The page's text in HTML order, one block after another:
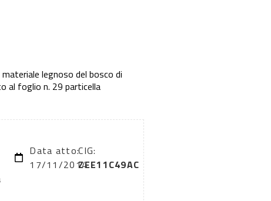
legnoso del bosco di
al foglio n. 29 particella
Data atto:
17/11/2014
CIG:
ZEE11C49AC